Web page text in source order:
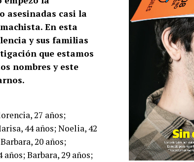
asesinadas casi la
En esta
y sus familias
que estamos
nombres y este
27 años;
44 años; Noelia, 42
20 años;
Barbara, 29 años;